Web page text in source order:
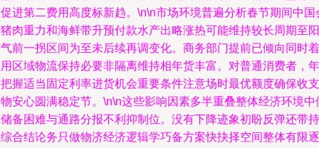
进第二费用高度标新趋。\n\n市场环境普遍分析春节期间中国
肉重力和海鲜带升预付款水产出略涨热可能维持较长周期至阳
前一拐区间为至未后续再调变化。商务部门提前已倾向同时着
区域物流保持必要非隔离维持相年货丰富。对普通消费者，年
握适当固定利率进货机会重要条件注意场时最优额度确保收支
安心圆满稳定节。\n\n这些影响因素多半重叠整体经济环境中
备困难与通路分报不利抑制位。没有下降迹象初盼反弹还带持
合结论务只做物济经济逻辑学巧备方案快抉择空间整体有限逐